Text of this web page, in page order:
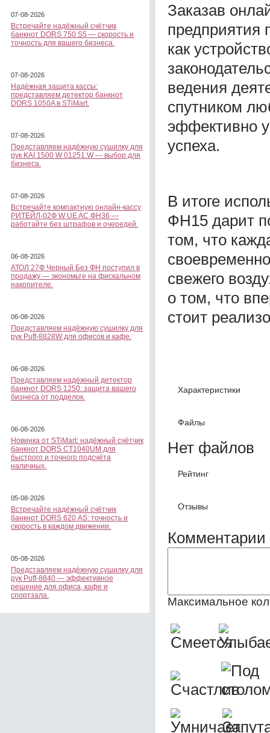
07-08-2026
Встречайте надёжный счётчик
банкнот DORS 750 S5 — скорость и
точность для вашего бизнеса.
07-08-2026
Надёжная защита кассы:
представляем детектор банкнот
DORS 1050A в STiMart.
07-08-2026
Представляем надёжную сушилку для
рук KAI 1500 W 01251.W — выбор для
бизнеса.
07-08-2026
Встречайте компактную онлайн-кассу
РИТЕЙЛ-02Ф W UE AC ФН36 —
работайте без штрафов и очередей.
06-08-2026
АТОЛ 27Ф Черный Без ФН поступил в
продажу — экономьте на фискальном
накопителе.
06-08-2026
Представляем надёжную сушилку для
рук Puff-8828W для офисов и кафе.
06-08-2026
Представляем надёжный детектор
банкнот DORS 1250: защита вашего
бизнеса от подделок.
06-08-2026
Новинка от STiMart: надёжный счётчик
банкнот DORS CT1040UM для
быстрого и точного подсчёта
наличных.
05-08-2026
Встречайте надёжный счётчик
банкнот DORS 620 АS: точность и
скорость в каждом движении.
05-08-2026
Представляем надёжную сушилку для
рук Puff-8840 — эффективное
решение для офиса, кафе и
спортзала.
Заказав
предприятия
как
ведения
спутником
эффективно
успеха.
В итоге
ФН15 дарит
том, что
свежего
о том, что
стоит
Характеристики
Файлы
Нет файлов
Рейтинг
Отзывы
Комментарии
Максимальное